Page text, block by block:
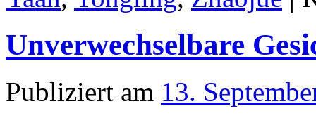
Unverwechselbare
Publiziert am 13.